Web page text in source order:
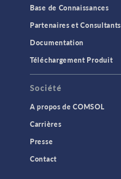
Base de Connaissances
Partenaires et Consultants
Documentation
Téléchargement Produit
Société
A propos de COMSOL
Carrières
Presse
Contact